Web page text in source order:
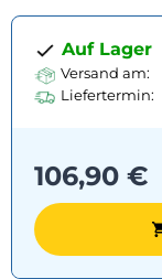
Auf Lager
Versand am:
Liefertermin:
106,90 €